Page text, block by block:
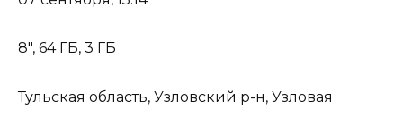
8″, 64 ГБ, 3 ГБ
Тульская область, Узловский р-н, Узловая